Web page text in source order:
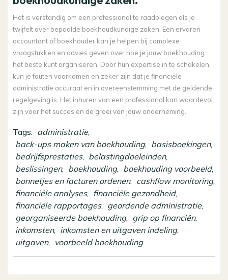
Het is verstandig om een professional te raadplegen als je
twijfelt over bepaalde boekhoudkundige zaken. Een ervaren
accountant of boekhouder kan je helpen bij complexe
vraagstukken en advies geven over hoe je jouw boekhouding
het beste kunt organiseren. Door hun expertise in te schakelen,
kun je fouten voorkomen en zeker zijn dat je financiële
administratie accuraat en in overeenstemming met de geldende
regelgeving is. Het inhuren van een professional kan waardevol
zijn voor het succes en de groei van jouw onderneming.
Tags: administratie,
back-ups maken van boekhouding, basisboekingen,
bedrijfsprestaties, belastingdoeleinden,
beslissingen, boekhouding, boekhouding voorbeeld,
bonnetjes en facturen ordenen, cashflow monitoring,
financiële analyses, financiële gezondheid,
financiële rapportages, geordende administratie,
georganiseerde boekhouding, grip op financiën,
inkomsten, inkomsten en uitgaven indeling,
uitgaven, voorbeeld boekhouding